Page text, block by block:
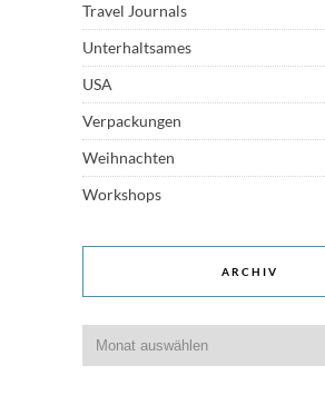
Travel Journals
Unterhaltsames
USA
Verpackungen
Weihnachten
Workshops
ARCHIV